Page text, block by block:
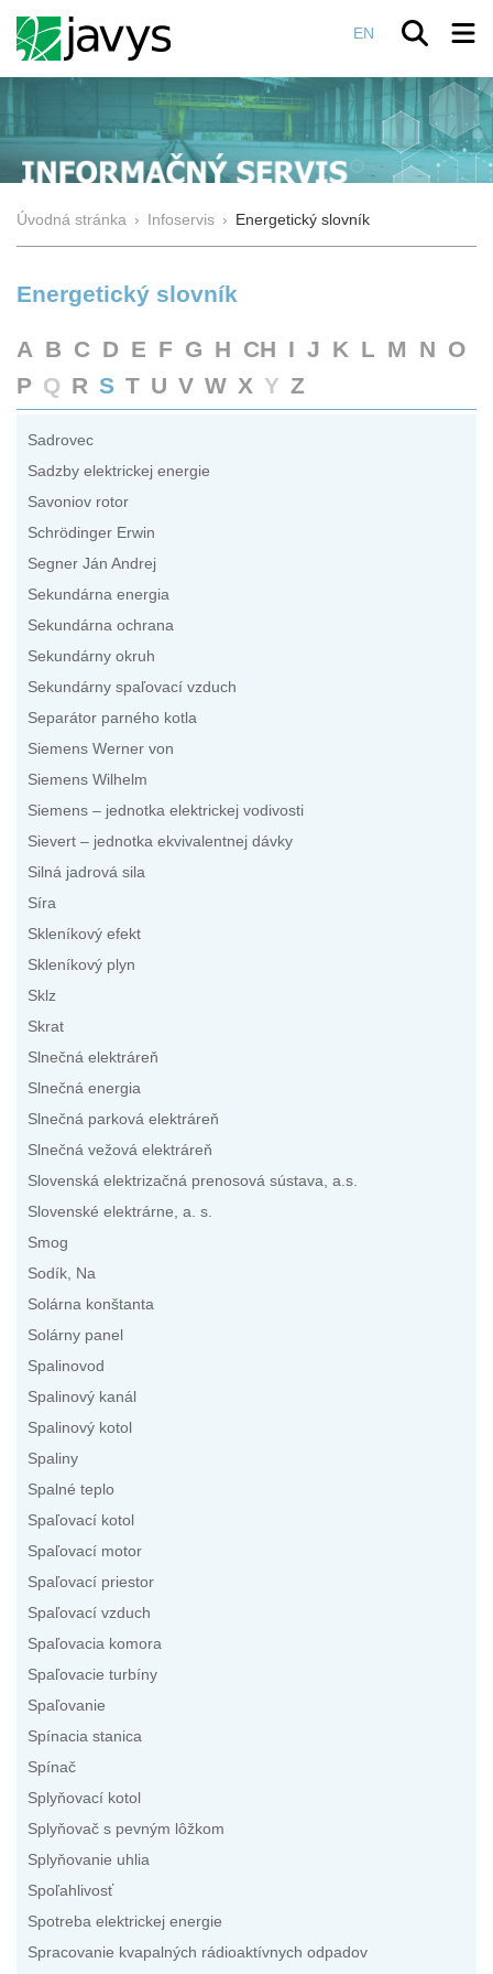
EN
Úvodná stránka › Infoservis › Energetický slovník
Energetický slovník
A B C D E F G H CH I J K L M N O
P Q R S T U V W X Y Z
Sadrovec
Sadzby elektrickej energie
Savoniov rotor
Schrödinger Erwin
Segner Ján Andrej
Sekundárna energia
Sekundárna ochrana
Sekundárny okruh
Sekundárny spaľovací vzduch
Separátor parného kotla
Siemens Werner von
Siemens Wilhelm
Siemens – jednotka elektrickej vodivosti
Sievert – jednotka ekvivalentnej dávky
Silná jadrová sila
Síra
Skleníkový efekt
Skleníkový plyn
Sklz
Skrat
Slnečná elektráreň
Slnečná energia
Slnečná parková elektráreň
Slnečná vežová elektráreň
Slovenská elektrizačná prenosová sústava, a.s.
Slovenské elektrárne, a. s.
Smog
Sodík, Na
Solárna konštanta
Solárny panel
Spalinovod
Spalinový kanál
Spalinový kotol
Spaliny
Spalné teplo
Spaľovací kotol
Spaľovací motor
Spaľovací priestor
Spaľovací vzduch
Spaľovacia komora
Spaľovacie turbíny
Spaľovanie
Spínacia stanica
Spínač
Splyňovací kotol
Splyňovač s pevným lôžkom
Splyňovanie uhlia
Spoľahlivosť
Spotreba elektrickej energie
Spracovanie kvapalných rádioaktívnych odpadov